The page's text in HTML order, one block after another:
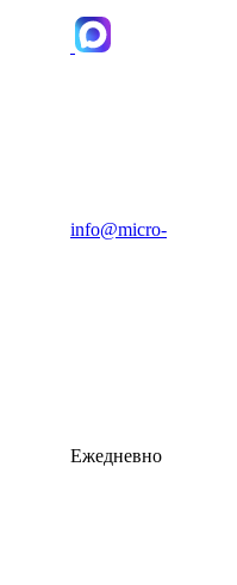
info@micro-
Ежедневно